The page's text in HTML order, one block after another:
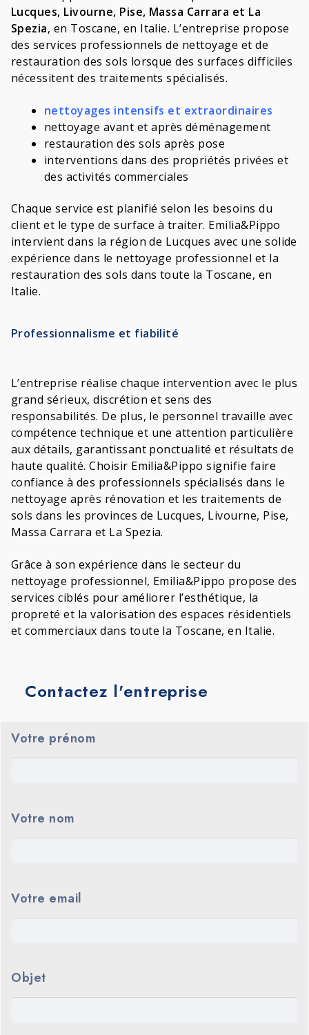
Lucques, Livourne, Pise, Massa Carrara et La
Spezia, en Toscane, en Italie. L’entreprise propose
des services professionnels de nettoyage et de
restauration des sols lorsque des surfaces difficiles
nécessitent des traitements spécialisés.
nettoyages intensifs et extraordinaires
nettoyage avant et après déménagement
restauration des sols après pose
interventions dans des propriétés privées et
des activités commerciales
Chaque service est planifié selon les besoins du
client et le type de surface à traiter. Emilia&Pippo
intervient dans la région de Lucques avec une solide
expérience dans le nettoyage professionnel et la
restauration des sols dans toute la Toscane, en
Italie.
Professionnalisme et fiabilité
L’entreprise réalise chaque intervention avec le plus
grand sérieux, discrétion et sens des
responsabilités. De plus, le personnel travaille avec
compétence technique et une attention particulière
aux détails, garantissant ponctualité et résultats de
haute qualité. Choisir Emilia&Pippo signifie faire
confiance à des professionnels spécialisés dans le
nettoyage après rénovation et les traitements de
sols dans les provinces de Lucques, Livourne, Pise,
Massa Carrara et La Spezia.
Grâce à son expérience dans le secteur du
nettoyage professionnel, Emilia&Pippo propose des
services ciblés pour améliorer l’esthétique, la
propreté et la valorisation des espaces résidentiels
et commerciaux dans toute la Toscane, en Italie.
Contactez l'entreprise
Votre prénom
Votre nom
Votre email
Objet